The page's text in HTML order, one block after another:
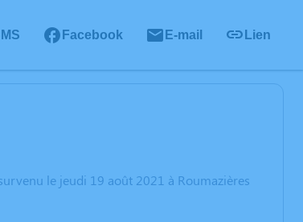
Facebook E-mail Lien
le jeudi 19 août 2021 à Roumazières